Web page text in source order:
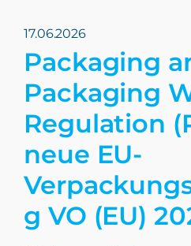
17.06.2026
Packaging
Packaging
Regulation
neue EU-
g VO (EU)